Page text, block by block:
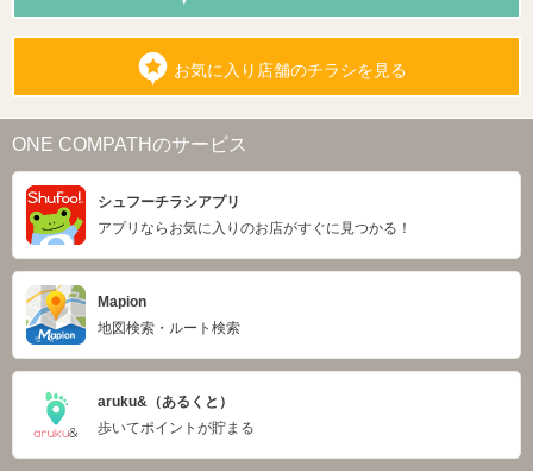
お気に入り店舗のチラシを見る
ONE COMPATHのサービス
シュフーチラシアプリ
アプリならお気に入りのお店がすぐに見つかる！
Mapion
地図検索・ルート検索
aruku&（あるくと）
歩いてポイントが貯まる